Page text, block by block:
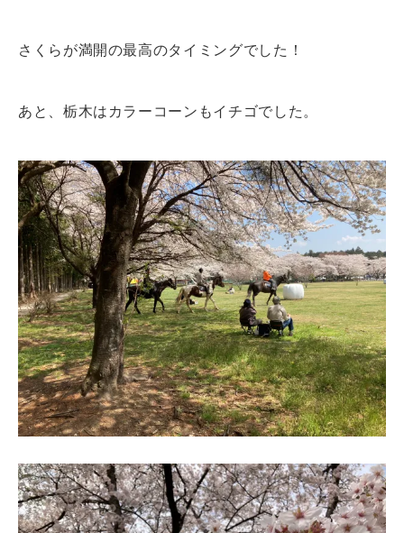
さくらが満開の最高のタイミングでした！
あと、栃木はカラーコーンもイチゴでした。